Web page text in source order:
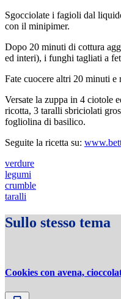
Sgocciolate i fagioli dal
con il minipimer.
Dopo 20 minuti di cottura
ed interi), i funghi tagliati a
Fate cuocere altri 20 minuti e
Versate la zuppa in 4 ciotole
ricotta, 3 taralli sbriciolati
fogliolina di basilico.
Seguite la ricetta su:
verdure
legumi
crumble
taralli
Sullo stesso tema
Cookies con avena,